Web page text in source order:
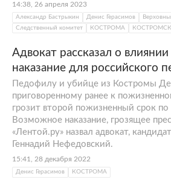
14:38, 26 апреля 2023
Александр Бастрыкин Денис Герасимов
Следственный комитет
КОСТРОМА
Адвокат рассказал о
наказание для российского
Педофилу и убийце из Костромы
приговоренному ранее к
грозит второй пожизненный срок по
Возможное наказание, грозящее
«Лентой.ру» назвал адвокат,
Геннадий Нефедовский.
15:41, 28 декабря 2022
Денис Герасимов КОСТРОМА